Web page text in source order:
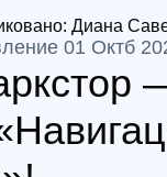
Диана
01 Октб